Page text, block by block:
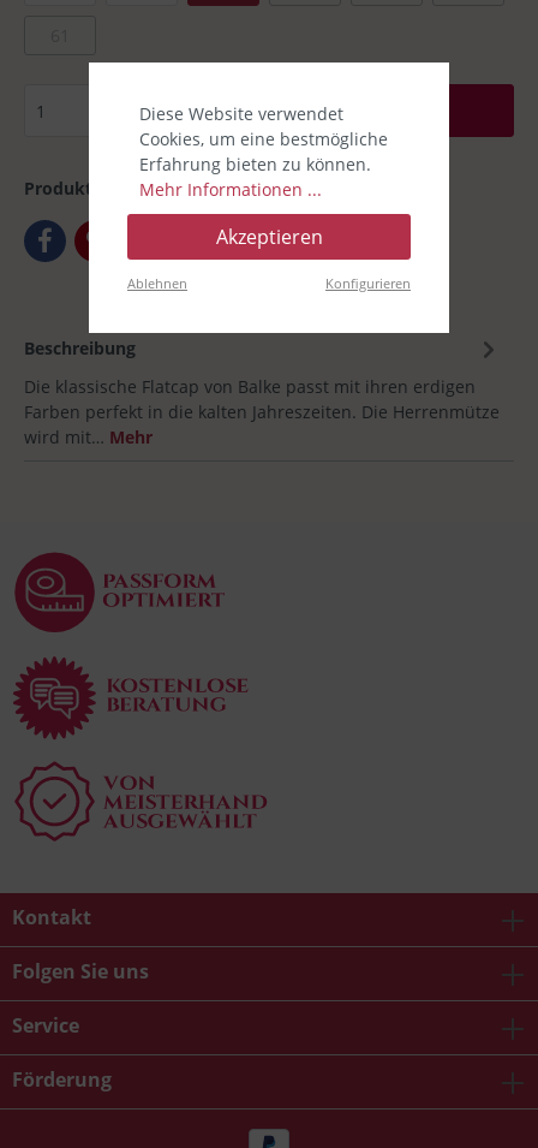
In den Warenkorb
Produktnummer:00030906-003
Beschreibung
Die klassische Flatcap von Balke passt mit ihren erdigen
Farben perfekt in die kalten Jahreszeiten. Die Herrenmütze
wird mit… Mehr
Kontakt
Folgen Sie uns
Service
Förderung
Diese Website verwendet
Cookies, um eine bestmögliche
Erfahrung bieten zu können.
Mehr Informationen ...
Akzeptieren
Ablehnen Konfigurieren